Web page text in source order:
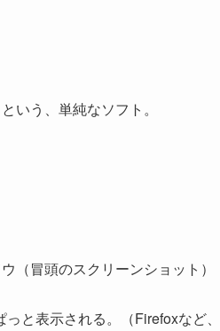
いう、単純なソフト。
（冒頭のスクリーンショット）
と表示される。（Firefoxなど、